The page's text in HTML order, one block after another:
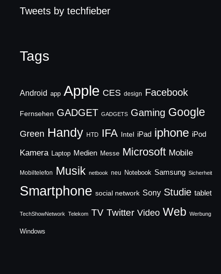
Tweets by techfieber
Tags
Android app Apple CES design Facebook
Fernsehen GADGET GADGETS Gaming Google
Green Handy HTD IFA Intel iPad iphone iPod
Kamera Laptop Medien Messe Microsoft Mobile
Mobiltelefon Musik netbook neu Notebook Samsung Sicherheit
Smartphone social network Sony Studie tablet
TechShowNetwork Telekom TV Twitter Video Web Werbung
Windows